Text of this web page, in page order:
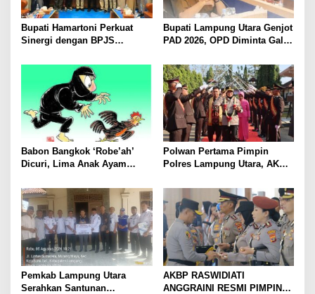
Bupati Hamartoni Perkuat
Sinergi dengan BPJS
Kesehatan Makin Cepat dan
Bupati Lampung Utara Genjot
PAD 2026, OPD Diminta Gali
hingga Optimalkan PBB-P2
Babon Bangkok ‘Robe’ah’
Dicuri, Lima Anak Ayam
Gang Jalaba Kotabumi Heboh
Polwan Pertama Pimpin
Polres Lampung Utara, AKBP
Pedang Pora
Pemkab Lampung Utara
Serahkan Santunan
AKBP RASWIDIATI
ANGGRAINI RESMI PIMPIN